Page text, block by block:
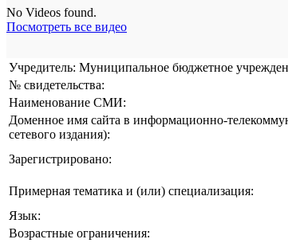
No Videos found.
Посмотреть все видео
Учредитель: Муниципальное бюджетное
№ свидетельства:
Наименование СМИ:
Доменное имя сайта в информационно-
сетевого издания):
Зарегистрировано:
Примерная тематика и (или) специализация:
Язык:
Возрастные ограничения: